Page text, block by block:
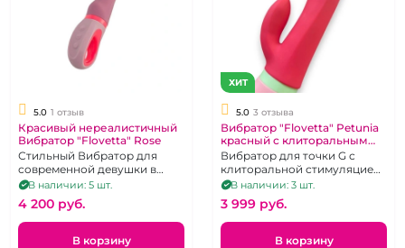
5.0 1 отзыв
Красивый нереалистичный
Вибратор "Flovetta" Rose
Стильный Вибратор для
современной девушки в
нежно-розовом оттенке с
клиторальным бугорком
В наличии: 5 шт.
4 200 pуб.
В корзину
ХИТ
5.0 3 отзыва
Вибратор "Flovetta" Petunia
красный с клиторальным
стимулятором
Вибратор для точки G с
клиторальной стимуляцией
на батарейках
В наличии: 3 шт.
3 999 pуб.
В корзину